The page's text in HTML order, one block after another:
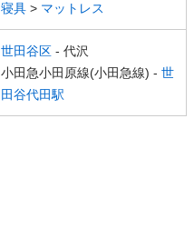
寝具 > マットレス
世田谷区 - 代沢
小田急小田原線(小田急線) - 世
田谷代田駅